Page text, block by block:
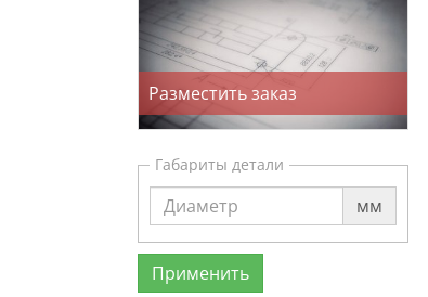
Разместить заказ
Габариты детали
мм